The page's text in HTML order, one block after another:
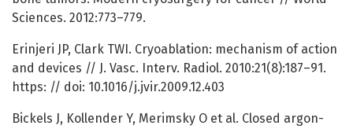
Sciences. 2012:773–779.
Erinjeri JP, Clark TWI. Cryoablation: mechanism of action
and devices // J. Vasc. Interv. Radiol. 2010:21(8):187–91.
https: // doi: 10.1016/j.jvir.2009.12.403
Bickels J, Kollender Y, Merimsky O et al. Closed argon-